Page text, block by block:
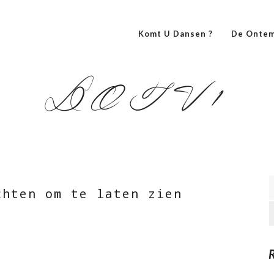
Komt U Dansen ? De
DOTV1
om te laten zien